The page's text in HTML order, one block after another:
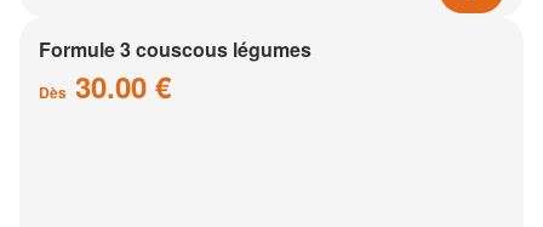
Formule 3 couscous légumes
Dès 30.00 €